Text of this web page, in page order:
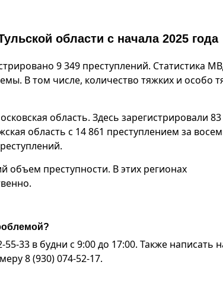
области с начала 2025 года
9 349 преступлений. Статистика
В том числе, количество тяжких и особо
область. Здесь зарегистрировали 83
область с 14 861 преступлением за
объем преступности. В этих регионах
33 в будни с 9:00 до 17:00. Также написать
8 (930) 074-52-17.